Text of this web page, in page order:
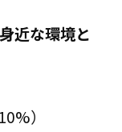
近な環境と
）